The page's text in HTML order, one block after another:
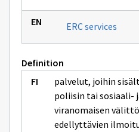
ERC services
Definition
palvelut, joihin
poliisin tai sosiaali-
viranomaisen
edellyttävien